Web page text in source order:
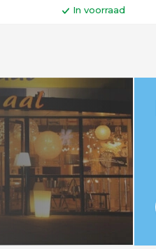
In voorraad